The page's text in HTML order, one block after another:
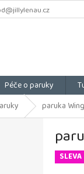
Péče o paruky
paruka
SLEVA